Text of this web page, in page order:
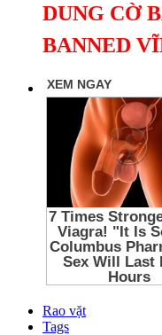
DUNG CỜ
BANNED
Rao vặt
Tags